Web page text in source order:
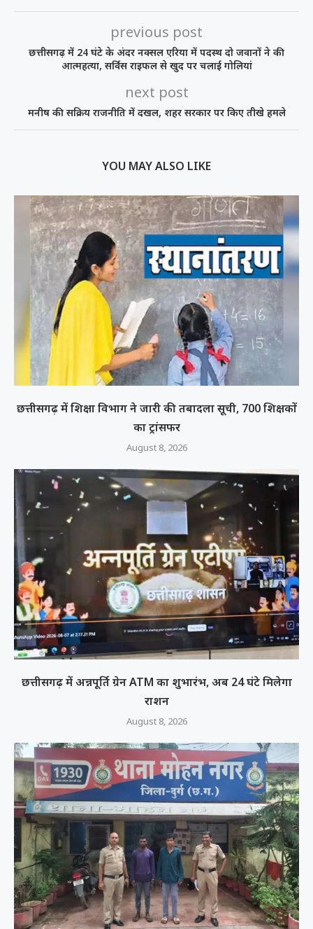
previous post
छत्तीसगढ़ में 24 घंटे के अंदर नक्सल एरिया में पदस्थ दो जवानों ने की
आत्महत्या, सर्विस राइफल से खुद पर चलाई गोलियां
next post
मनीष की सक्रिय राजनीति में दखल, शहर सरकार पर किए तीखे हमले
YOU MAY ALSO LIKE
छत्तीसगढ़ में शिक्षा विभाग ने जारी की तबादला सूची, 700 शिक्षकों
का ट्रांसफर
August 8, 2026
छत्तीसगढ़ में अन्नपूर्ति ग्रेन ATM का शुभारंभ, अब 24 घंटे मिलेगा
राशन
August 8, 2026